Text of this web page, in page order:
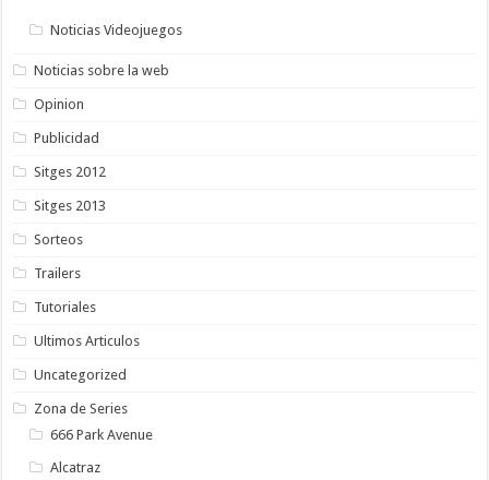
Noticias Videojuegos
Noticias sobre la web
Opinion
Publicidad
Sitges 2012
Sitges 2013
Sorteos
Trailers
Tutoriales
Ultimos Articulos
Uncategorized
Zona de Series
666 Park Avenue
Alcatraz